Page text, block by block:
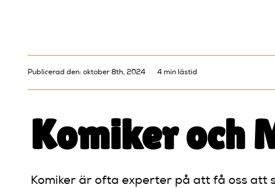
Publicerad den: oktober 8th, 2024 4 min lästid
Komiker och
Komiker är ofta experter på att få oss att